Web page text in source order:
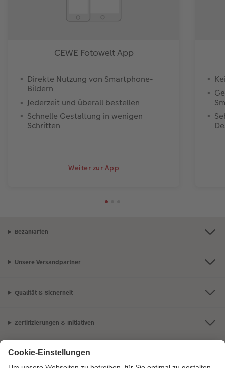
CEWE Fotowelt App
Direkte Nutzung von Smartphone-
Bildern
Jederzeit und überall bestellen
Schnelle Gestaltung in wenigen
Schritten
Weiter zur App
Bezahlarten
Unsere Versandpartner
Qualität & Sicherheit
Zertifizierungen & Initiativen
CEWE Fotowelt